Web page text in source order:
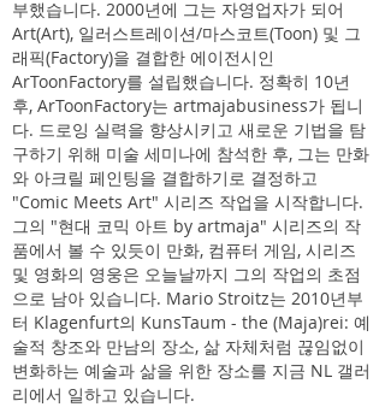
부했습니다. 2000년에 그는 자영업자가 되어
Art(Art), 일러스트레이션/마스코트(Toon) 및 그
래픽(Factory)을 결합한 에이전시인
ArToonFactory를 설립했습니다. 정확히 10년
후, ArToonFactory는 artmajabusiness가 됩니
다. 드로잉 실력을 향상시키고 새로운 기법을 탐
구하기 위해 미술 세미나에 참석한 후, 그는 만화
와 아크릴 페인팅을 결합하기로 결정하고
"Comic Meets Art" 시리즈 작업을 시작합니다.
그의 "현대 코믹 아트 by artmaja" 시리즈의 작
품에서 볼 수 있듯이 만화, 컴퓨터 게임, 시리즈
및 영화의 영웅은 오늘날까지 그의 작업의 초점
으로 남아 있습니다. Mario Stroitz는 2010년부
터 Klagenfurt의 KunsTaum - the (Maja)rei: 예
술적 창조와 만남의 장소, 삶 자체처럼 끊임없이
변화하는 예술과 삶을 위한 장소를 지금 NL 갤러
리에서 일하고 있습니다.